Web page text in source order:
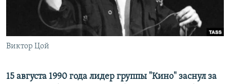
ПОБЕДИТЕЛЕЙ НЕ СУДЯТ?
КРЫМ.НЕПОКОРЕННЫЙ
ELIFBE
ПРИСОЕДИНЯЙТЕСЬ!
Все сайты RFE/RL
Виктор Цой
15 августа 1990 года лидер группы "Кино" заснул за